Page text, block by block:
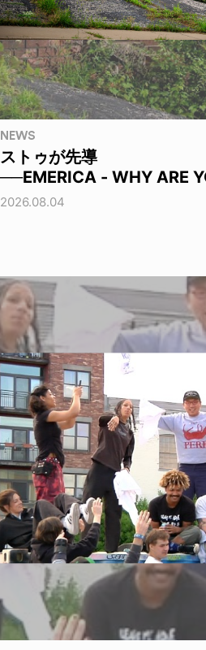
NEWS
ストゥが先導
──EMERICA - WHY ARE
2026.08.04